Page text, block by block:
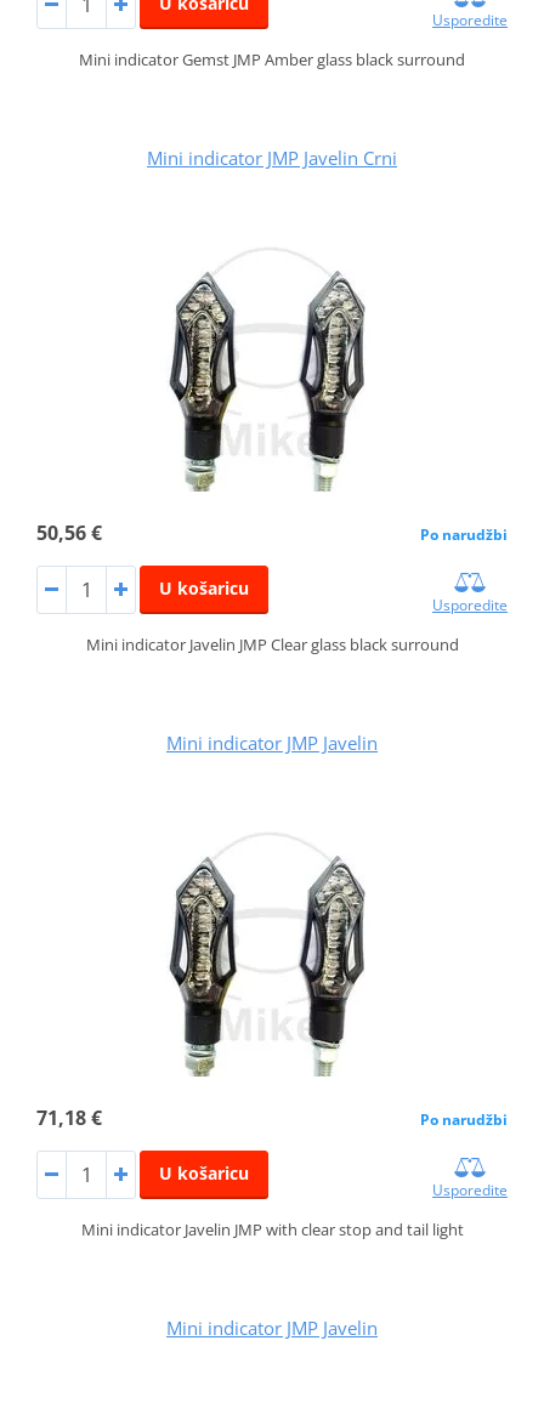
Usporedite
Mini indicator Gemst JMP Amber glass black surround
Mini indicator JMP Javelin Crni
50,56 € Po narudžbi
U košaricu
Usporedite
Mini indicator Javelin JMP Clear glass black surround
Mini indicator JMP Javelin
71,18 € Po narudžbi
U košaricu
Usporedite
Mini indicator Javelin JMP with clear stop and tail light
Mini indicator JMP Javelin